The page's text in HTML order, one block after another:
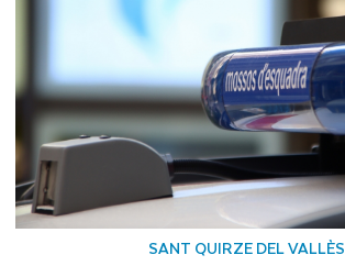
SANT QUIRZE DEL VALLÈS